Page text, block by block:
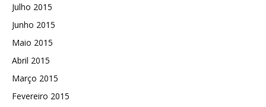
Julho 2015
Junho 2015
Maio 2015
Abril 2015
Março 2015
Fevereiro 2015